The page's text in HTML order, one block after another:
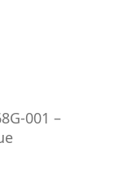
001 –